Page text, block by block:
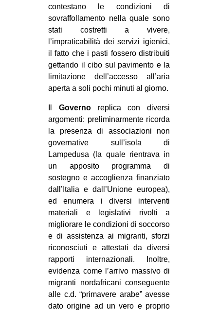
contestano le condizioni di
sovraffollamento nella quale sono
stati costretti a vivere,
l’impraticabilità dei servizi igienici,
il fatto che i pasti fossero distribuiti
gettando il cibo sul pavimento e la
limitazione dell’accesso all’aria
aperta a soli pochi minuti al giorno.
Governoreplica con diversi
argomenti: preliminarmente ricorda
la presenza di associazioni non
governative sull’isola di
Lampedusa (la quale rientrava in
un apposito programma di
sostegno e accoglienza finanziato
dall’Italia e dall’Unione europea),
ed enumera i diversi interventi
materiali e legislativi rivolti a
migliorare le condizioni di soccorso
e di assistenza ai migranti, sforzi
riconosciuti e attestati da diversi
rapporti internazionali. Inoltre,
evidenza come l’arrivo massivo di
migranti nordafricani conseguente
alle c.d. “primavere arabe” avesse
dato origine ad un vero e proprio